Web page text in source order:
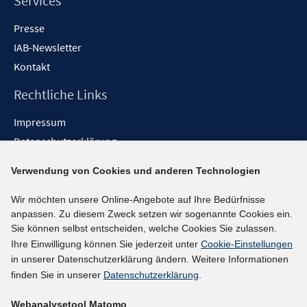
Presse
IAB-Newsletter
Kontakt
Rechtliche Links
Impressum
Datenschutzerklärung
Barrieren melden
Social-Media-Kanäle
BlueSky
YouTube
LinkedIn
Verwendung von Cookies und anderen Technologien
Wir möchten unsere Online-Angebote auf Ihre Bedürfnisse
anpassen. Zu diesem Zweck setzen wir sogenannte Cookies ein.
Sie können selbst entscheiden, welche Cookies Sie zulassen.
Ihre Einwilligung können Sie jederzeit unter Cookie-Einstellungen
in unserer Datenschutzerklärung ändern. Weitere Informationen
finden Sie in unserer Datenschutzerklärung.
Webanalysetool Matomo